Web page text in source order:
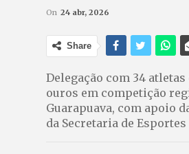
On 24 abr, 2026
Share
Delegação com 34 atletas
ouros em competição
Guarapuava, com apoio
da Secretaria de Esportes